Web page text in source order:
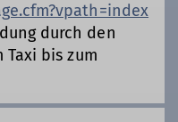
durch den
bis zum